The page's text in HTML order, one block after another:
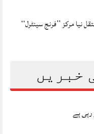
نیا مرکز ’’فرنج سینٹرل‘‘
خبریں
رہی ہے